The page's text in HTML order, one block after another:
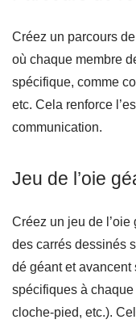
Créez un parcours
où chaque membre
spécifique, comme
etc. Cela renforce
communication.
Jeu de l’oie
Créez un jeu de
des carrés dessinés
dé géant et
spécifiques à
cloche-pied, etc.).